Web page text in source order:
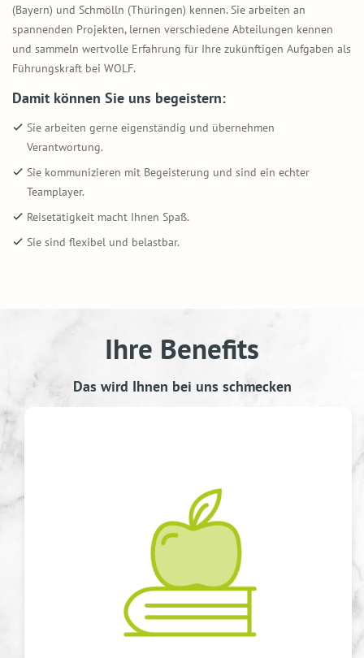
(Bayern) und Schmölln (Thüringen) kennen. Sie arbeiten an
spannenden Projekten, lernen verschiedene Abteilungen kennen
und sammeln wertvolle Erfahrung für Ihre zukünftigen Aufgaben als
Führungskraft bei WOLF.
Damit können Sie uns begeistern:
Sie arbeiten gerne eigenständig und übernehmen
Verantwortung.
Sie kommunizieren mit Begeisterung und sind ein echter
Teamplayer.
Reisetätigkeit macht Ihnen Spaß.
Sie sind flexibel und belastbar.
Ihre Benefits
Das wird Ihnen bei uns schmecken